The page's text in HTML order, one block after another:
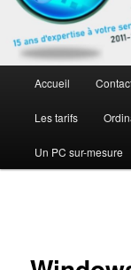
principal
Aller
au
contenu
Accueil
Les tarifs
Un PC sur-mesure